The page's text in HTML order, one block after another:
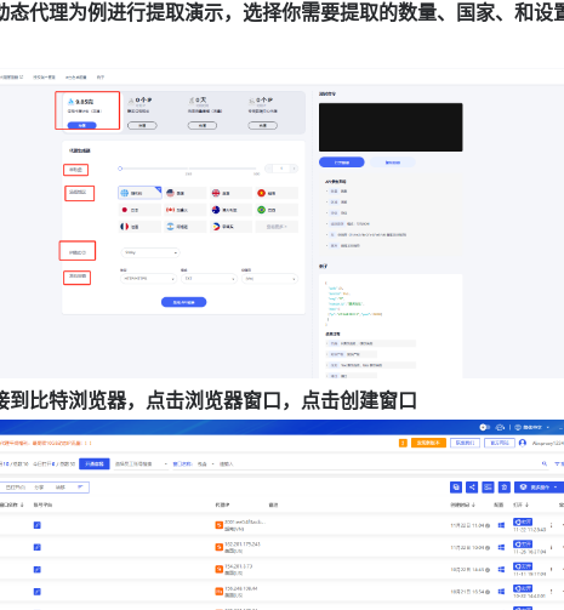
态代理为例进行提取演示，选择你需要提取的数量、国家、和设
到比特浏览器，点击浏览器窗口，点击创建窗口